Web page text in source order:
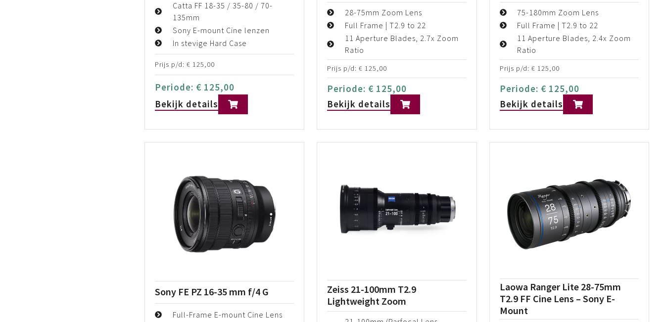
Catta FF 18-35 / 35-80 / 70-
135mm
Sony E-mount Cine lenzen
In stevige Hard Case
Prijs p/d: € 125,00
Periode: € 125,00
Bekijk details
28-75mm Zoom Lens
Full Frame | T2.9 to 22
11 Aperture Blades, 2.7x Zoom
Ratio
Prijs p/d:€ 125,00
Periode: € 125,00
Bekijk details
75-180mm Zoom Lens
Full Frame | T2.9 to 22
11 Aperture Blades, 2.4x Zoom
Ratio
Prijs p/d: € 125,00
Periode: € 125,00
Bekijk details
Sony FE PZ 16-35 mm f/4 G
Full-Frame E-mount Cine Lens
Zeiss 21-100mm T2.9
Lightweight Zoom
Laowa Ranger Lite 28-75mm
T2.9 FF Cine Lens – Sony E-
Mount